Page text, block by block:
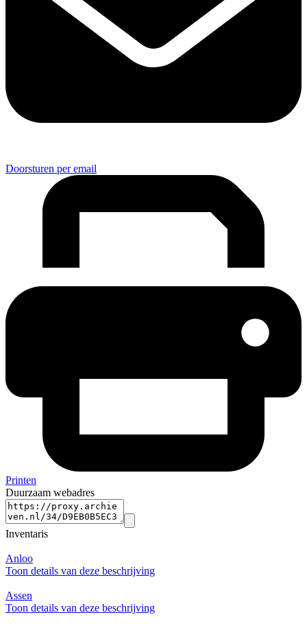
Doorsturen per email
Printen
Duurzaam webadres
Inventaris
Anloo
Toon details van deze beschrijving
Assen
Toon details van deze beschrijving